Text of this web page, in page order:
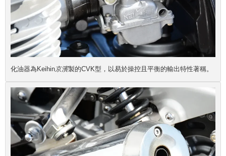
化油器為Keihin京濱製的CVK型，以易於操控且平衡的輸出特性著稱。